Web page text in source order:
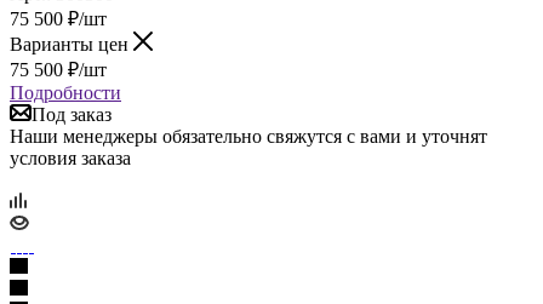
75 500 ₽/шт
Варианты цен
75 500 ₽/шт
Подробности
Под заказ
Наши менеджеры обязательно свяжутся с вами и уточнят
условия заказа